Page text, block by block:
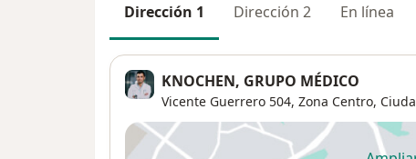
Dirección 1 Dirección 2 En línea
KNOCHEN, GRUPO MÉDICO
Vicente Guerrero 504, Zona Centro,